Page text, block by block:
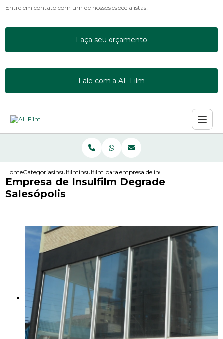
Entre em contato com um de nossos especialistas!
Faça seu orçamento
Fale com a AL Film
HomeCategoriasinsulfilminsulfilm para janelasempresa de insulfilm degrade
Empresa de Insulfilm Degrade
Salesópolis